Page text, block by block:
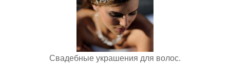
Свадебные украшения для волос.